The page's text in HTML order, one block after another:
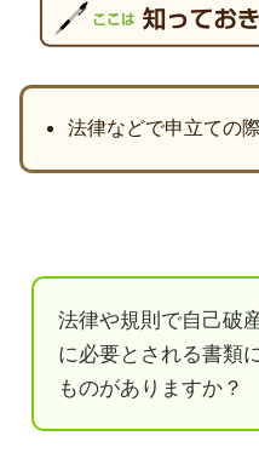
法律などで申立ての
法律や規則で自己破
に必要とされる書類
ものがありますか？